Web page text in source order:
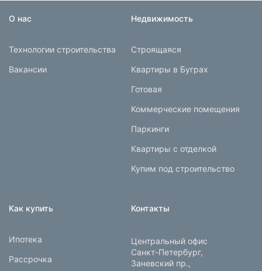
О нас
Технологии строительства
Вакансии
Недвижимость
Строящаяся
Квартиры в Буграх
Готовая
Коммерческие помещения
Паркинги
Квартиры с отделкой
Купим под строительство
Как купить
Ипотека
Рассрочка
Контакты
Центральный офис
Санкт-Петербург,
Заневский пр.,